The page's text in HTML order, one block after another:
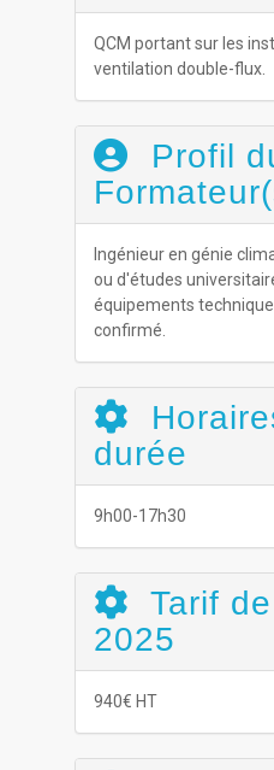
QCM portant sur les
ventilation double-flux.
Profil
Ingénieur en génie
ou d'études
équipements
confirmé.
durée
9h00-17h30
Tarif
2025
940€ HT